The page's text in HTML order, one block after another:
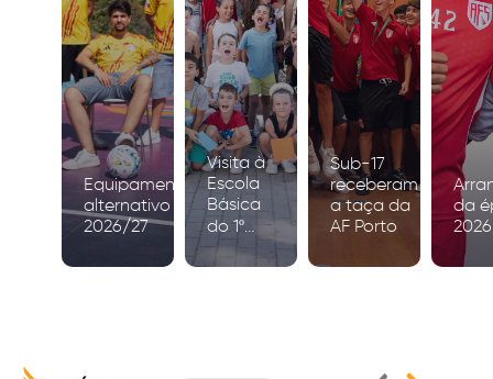
Equipamento
alternativo
2026/27
Visita à
Escola
Básica
do 1º
Ciclo de
Igreja
Sub-17
receberam
a taça da
AF Porto
da